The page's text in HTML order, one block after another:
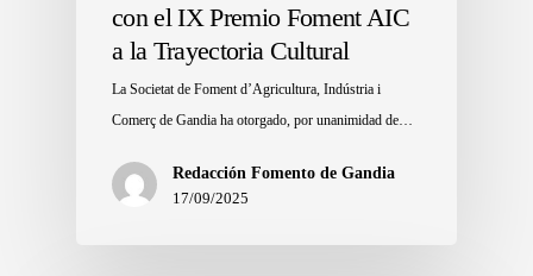
con el IX Premio Foment AIC
a la Trayectoria Cultural
La Societat de Foment d’Agricultura, Indústria i
Comerç de Gandia ha otorgado, por unanimidad de…
Redacción Fomento de Gandia
17/09/2025